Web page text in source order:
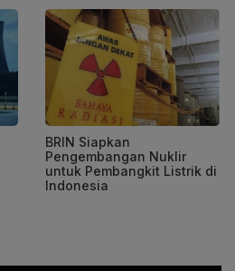
BRIN Siapkan
Pengembangan Nuklir
untuk Pembangkit Listrik di
Indonesia